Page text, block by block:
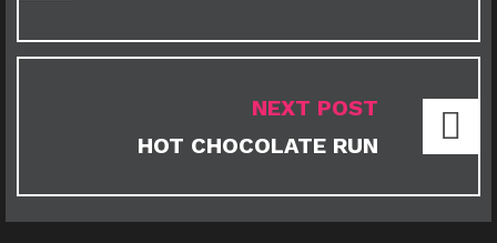
NEXT POST
HOT CHOCOLATE RUN